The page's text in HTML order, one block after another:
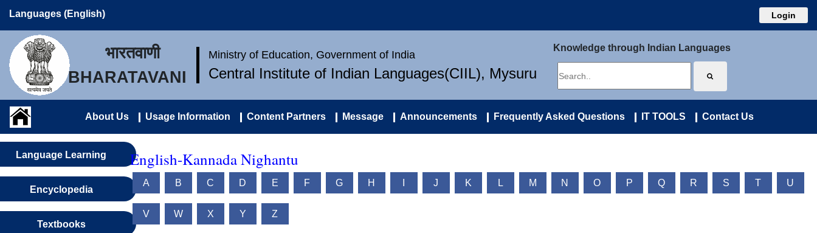
Languages (English) Login
भारतवाणी
BHARATAVANI
Ministry of Education, Government of India
Central Institute of Indian Languages(CIIL), Mysuru
Knowledge through Indian Languages
About Us Usage Information Content Partners Message Announcements Frequently Asked Questions IT TOOLS Contact Us
Language Learning
Encyclopedia
Textbooks
English-Kannada Nighantu
A B C D E F G H J K L M N O P Q R S T U
V W X Y Z